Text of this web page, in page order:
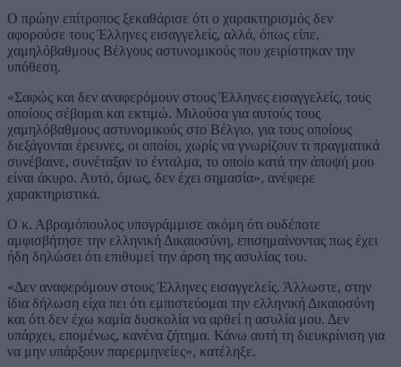
Ο πρώην επίτροπος ξεκαθάρισε ότι ο χαρακτηρισμός δεν
αφορούσε τους Έλληνες εισαγγελείς, αλλά, όπως είπε,
χαμηλόβαθμους Βέλγους αστυνομικούς που χειρίστηκαν την
υπόθεση.
«Σαφώς και δεν αναφερόμουν στους Έλληνες εισαγγελείς, τους
οποίους σέβομαι και εκτιμώ. Μιλούσα για αυτούς τους
χαμηλόβαθμους αστυνομικούς στο Βέλγιο, για τους οποίους
διεξάγονται έρευνες, οι οποίοι, χωρίς να γνωρίζουν τι πραγματικά
συνέβαινε, συνέταξαν το ένταλμα, το οποίο κατά την άποψή μου
είναι άκυρο. Αυτό, όμως, δεν έχει σημασία», ανέφερε
χαρακτηριστικά.
Ο κ. Αβραμόπουλος υπογράμμισε ακόμη ότι ουδέποτε
αμφισβήτησε την ελληνική Δικαιοσύνη, επισημαίνοντας πως έχει
ήδη δηλώσει ότι επιθυμεί την άρση της ασυλίας του.
«Δεν αναφερόμουν στους Έλληνες εισαγγελείς. Άλλωστε, στην
ίδια δήλωση είχα πει ότι εμπιστεύομαι την ελληνική Δικαιοσύνη
και ότι δεν έχω καμία δυσκολία να αρθεί η ασυλία μου. Δεν
υπάρχει, επομένως, κανένα ζήτημα. Κάνω αυτή τη διευκρίνιση για
να μην υπάρξουν παρερμηνείες», κατέληξε.